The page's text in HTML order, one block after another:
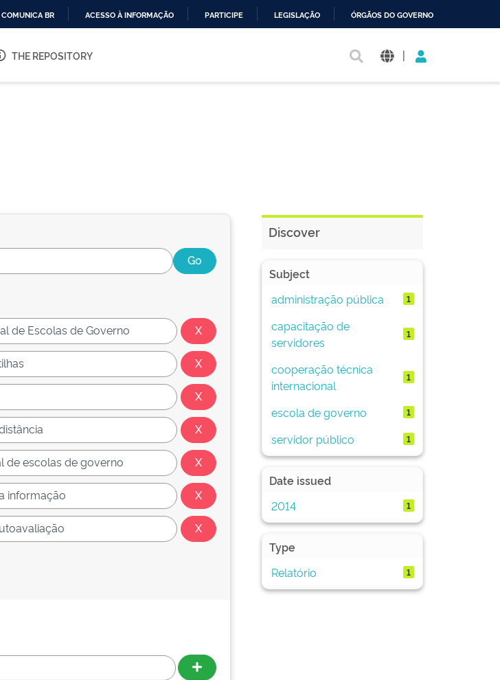
O
COMUNICA BR ACESSO À INFORMAÇÃO PARTICIPE LEGISLAÇÃO ÓRGÃOS DO GOVERNO
THE REPOSITORY |
Discover
Subject
administração pública
1
capacitação de
servidores
1
cooperação técnica
internacional
1
escola de governo 1
servidor público 1
Date issued
2014
1
Type
Relatório
1